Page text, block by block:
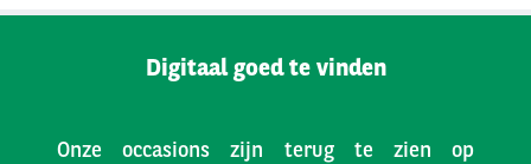
Digitaal goed te vinden
Onze occasions zijn terug te zien op